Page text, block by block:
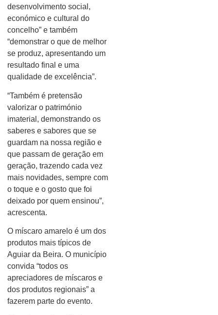
desenvolvimento social,
económico e cultural do
concelho” e também
“demonstrar o que de melhor
se produz, apresentando um
resultado final e uma
qualidade de excelência”.
“Também é pretensão
valorizar o património
imaterial, demonstrando os
saberes e sabores que se
guardam na nossa região e
que passam de geração em
geração, trazendo cada vez
mais novidades, sempre com
o toque e o gosto que foi
deixado por quem ensinou”,
acrescenta.
O míscaro amarelo é um dos
produtos mais típicos de
Aguiar da Beira. O município
convida “todos os
apreciadores de míscaros e
dos produtos regionais” a
fazerem parte do evento.